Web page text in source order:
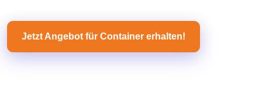
Jetzt Angebot für Container erhalten!